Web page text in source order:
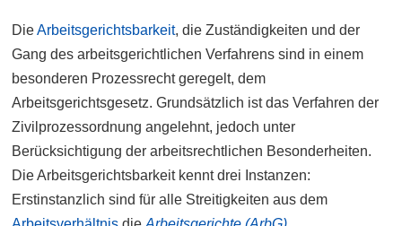
DieArbeitsgerichtsbarkeit, die Zuständigkeiten und der
Gang des arbeitsgerichtlichen Verfahrens sind in einem
besonderen Prozessrecht geregelt, dem
Arbeitsgerichtsgesetz. Grundsätzlich ist das Verfahren der
Zivilprozessordnung angelehnt, jedoch unter
Berücksichtigung der arbeitsrechtlichen Besonderheiten.
Die Arbeitsgerichtsbarkeit kennt drei Instanzen:
Erstinstanzlich sind für alle Streitigkeiten aus dem